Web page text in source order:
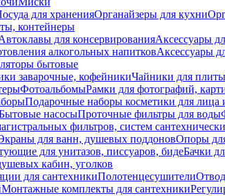
для храненияОрганайзеры для кухни
контейнеры
для консервированияАксессуары
алкогольных напитковАксессуары
бытовые
заварочные, кофейникиЧайники для плиты
ФотоальбомыРамки для фотографий,
Подарочные наборы косметики для лица
насосыПроточные фильтры для воды
фильтров, систем
для ванн, душевых поддоновОпоры
для унитазов, писсуаров, бидеБачки
кабин, уголков
для сантехникиПолотенцесушители
Монтажные комплекты для сантехники